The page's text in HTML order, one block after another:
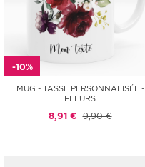
-10%
MUG - TASSE PERSONNALISÉE -
FLEURS
8,91 € 9,90 €